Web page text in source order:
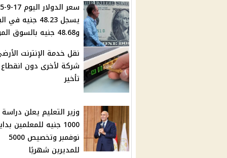
سعر
يسجل 48.23 جنيه
و48.68 جنيه بالسوق الموازية
نقل خدمة الإنترنت
شركة لأخرى دون
تأخير
وزير التعليم يعلن
1000 جنيه للمعلمين
نوفمبر وتخصيص 5000
للمديرين شهريًا